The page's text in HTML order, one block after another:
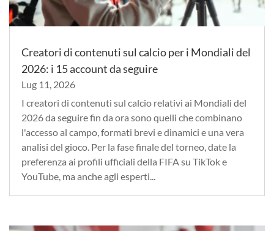
Creatori di contenuti sul calcio per i Mondiali del
2026: i 15 account da seguire
Lug 11, 2026
I creatori di contenuti sul calcio relativi ai Mondiali del
2026 da seguire fin da ora sono quelli che combinano
l'accesso al campo, formati brevi e dinamici e una vera
analisi del gioco. Per la fase finale del torneo, date la
preferenza ai profili ufficiali della FIFA su TikTok e
YouTube, ma anche agli esperti...